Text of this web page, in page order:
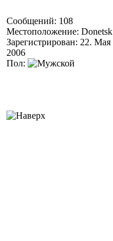
Сообщений: 108
Местоположение: Donetsk
Зарегистрирован: 22. Мая
2006
Пол: